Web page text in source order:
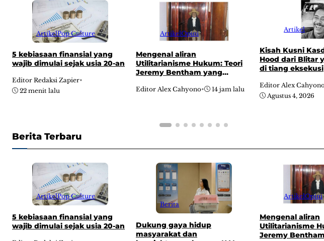
ArtikelPop Culture
5 kebiasaan finansial yang
wajib dimulai sejak usia 20-an
Editor Redaksi Zapier•
22 menit lalu
ArtikelOpini
Mengenal aliran
Utilitarianisme Hukum: Teori
Jeremy Bentham yang
tentang tujuan hukum
Editor Alex Cahyono• 14 jam lalu
Artikel
Kisah Kusni
Hood dari Blitar
di tiang eksekusi
Editor Alex
Agustus 4, 2026
Berita Terbaru
ArtikelPop Culture
5 kebiasaan finansial yang
wajib dimulai sejak usia 20-an
Berita
Dukung gaya hidup
masyarakat dan
ArtikelOpini
Mengenal aliran
Utilitarianisme
Jeremy